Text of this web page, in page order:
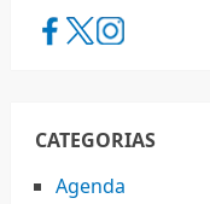
CATEGORIAS
Agenda